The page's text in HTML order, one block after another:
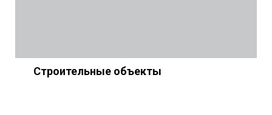
Строительные объекты